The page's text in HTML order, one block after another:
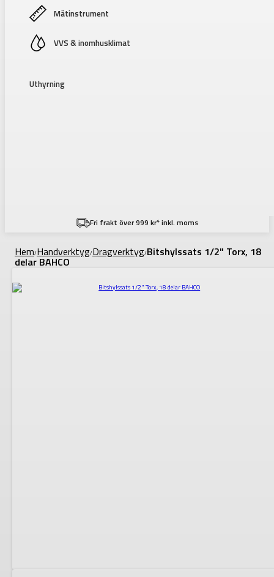
Mätinstrument
VVS & inomhusklimat
Uthyrning
Fri frakt över 999 kr* inkl. moms
Hem/Handverktyg/Dragverktyg/Bitshylssats 1/2" Torx, 18
delar BAHCO